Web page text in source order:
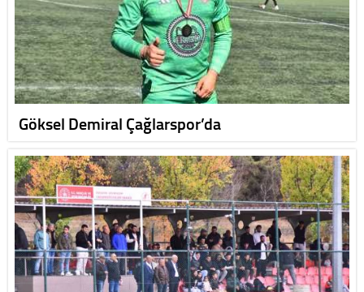
Göksel Demiral Çağlarspor’da